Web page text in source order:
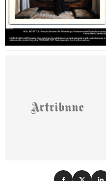
Condividi su